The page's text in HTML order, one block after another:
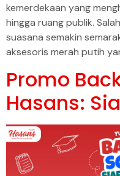
kemerdekaan yang
hingga ruang publik.
suasana semakin
aksesoris merah putih
Promo
Hasans: